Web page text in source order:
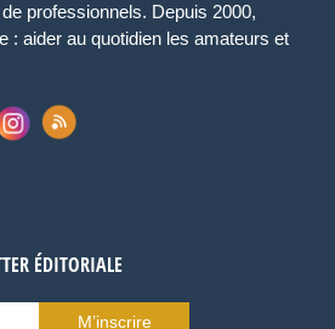
professionnels. Depuis 2000,
: aider au quotidien les amateurs et
ÉDITORIALE
M’inscrire